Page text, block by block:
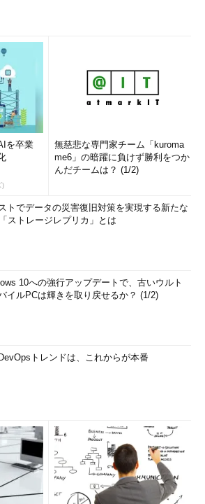
を卒業
)
無慈悲な専門家チーム「kuroma
me6」の暗躍に負けず勝利をつか
んだチームは？ (1/2)
トでデータの災害復旧対策を実現する新たな
ストレージレプリカ」とは
10への強行アップデートで、古いウルト
イルPCは輝きを取り戻せるか？ (1/2)
トレンドは、これからが本番